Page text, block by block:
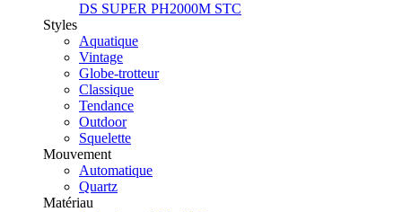
DS SUPER PH2000M STC
Styles
Aquatique
Vintage
Globe-trotteur
Classique
Tendance
Outdoor
Squelette
Mouvement
Automatique
Quartz
Matériau